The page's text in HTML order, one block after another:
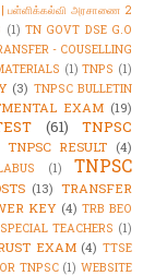
| பள்ளிக்கல்வி அரசாணை 2
(1) TN GOVT DSE G.O
- COUSELLING
(1) TNPS (1)
(3) TNPSC BULLETIN
EXAM (19)
(61)
TNPSC
TNPSC RESULT (4)
(1)
TNPSC
(13) TRANSFER
KEY (4) TRB BEO
TEACHERS (1)
EXAM (4) TTSE
TNPSC (1) WEBSITE